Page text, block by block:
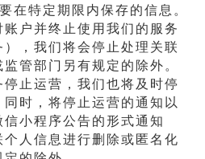
在特定期限内保存的信息。
户并终止使用我们的服务
），我们将会停止处理关联
管部门另有规定的除外。
止运营，我们也将及时停
时，将停止运营的通知以
小程序公告的形式通知
人信息进行删除或匿名化